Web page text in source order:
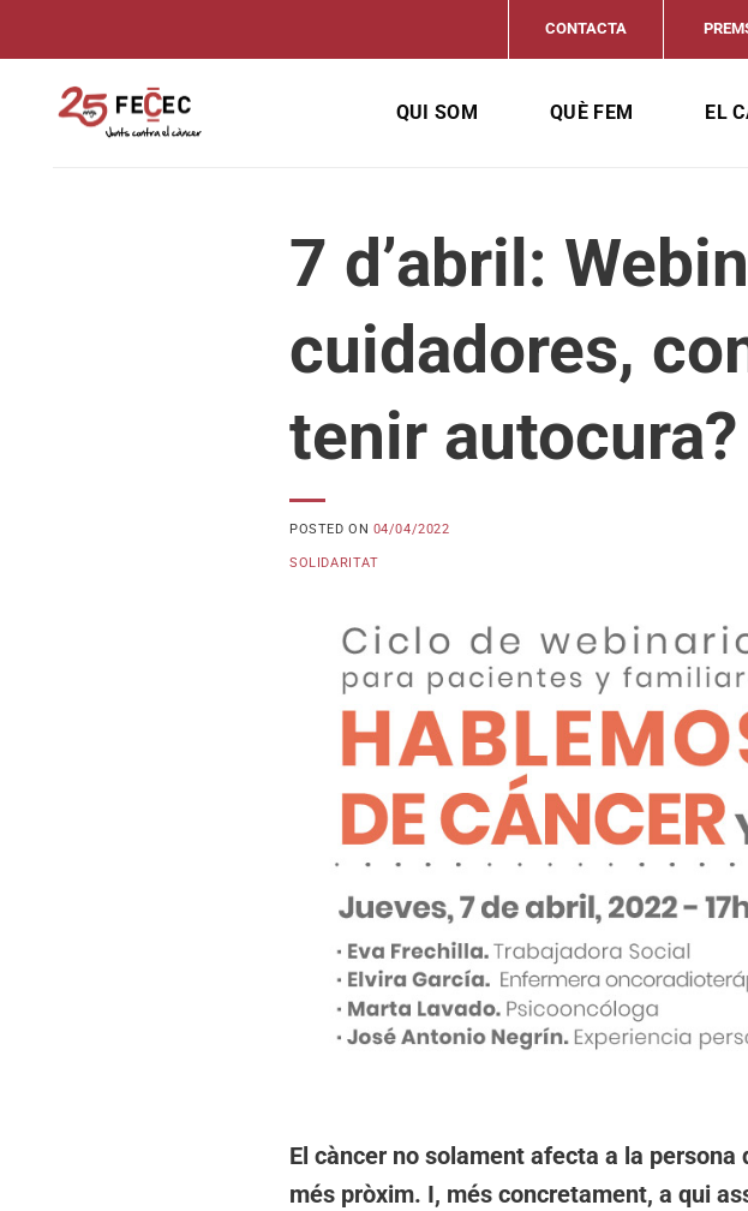
CONTACTA
QUI SOM QUÈ FEM EL
7 d’abril:
cuidadores,
tenir autocura?
POSTED ON 04/04/2022
SOLIDARITAT
El càncer no solament afecta a la
més pròxim. I, més concretament, a qui